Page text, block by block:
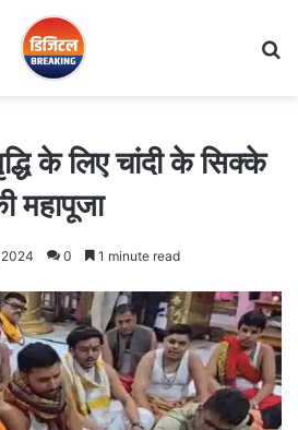
के लिए चांदी के सिक्के
महापूजा
0 1 minute read